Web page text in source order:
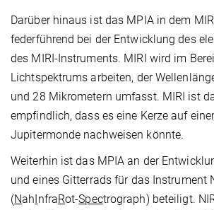
Darüber hinaus ist das MPIA in dem
federführend bei der Entwicklung des
des MIRI-Instruments. MIRI wird im
Lichtspektrums arbeiten, der
und 28 Mikrometern umfasst. MIRI ist
empfindlich, dass es eine Kerze auf
Jupitermonde nachweisen könnte.
Weiterhin ist das MPIA an der
und eines Gitterrads für das Instrument
(NahInfraRot-Spectrograph) beteiligt.